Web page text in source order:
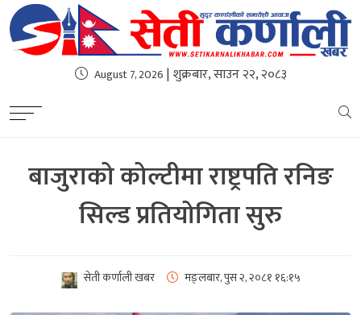
August 7, 2026 | शुक्रबार, साउन २२, २०८३
बाजुराको कोल्टीमा राष्ट्रपति रनिङ
सिल्ड प्रतियोगिता सुरु
सेती कर्णाली खबर मङ्लबार, पुस २, २०८१ १६:१५